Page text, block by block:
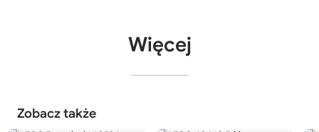
Więcej
Zobacz także